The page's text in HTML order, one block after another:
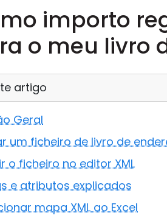
importo
o meu livro
artigo
Geral
um ficheiro de livro de
o ficheiro no editor XML
e atributos explicados
mapa XML ao Excel